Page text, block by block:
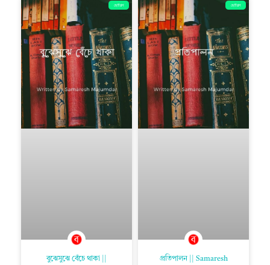
ছোটগল্প
বুঝেসুঝে বেঁচে থাকা ||
ছোটগল্প
প্রতিপালন || Samaresh